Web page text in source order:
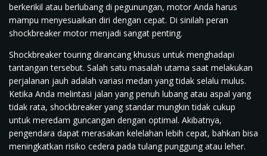
berkerikil atau berlubang di pegunungan, motor Anda harus
mampu menyesuaikan diri dengan cepat. Di sinilah peran
shockbreaker motor menjadi sangat penting.
Shockbreaker touring dirancang khusus untuk menghadapi
tantangan tersebut. Salah satu masalah utama saat melakukan
perjalanan jauh adalah variasi medan yang tidak selalu mulus.
Ketika Anda melintasi jalan yang penuh lubang atau aspal yang
tidak rata, shockbreaker yang standar mungkin tidak cukup
untuk meredam guncangan dengan optimal. Akibatnya,
pengendara dapat merasakan kelelahan lebih cepat, bahkan bisa
meningkatkan risiko cedera pada tulang punggung atau leher.